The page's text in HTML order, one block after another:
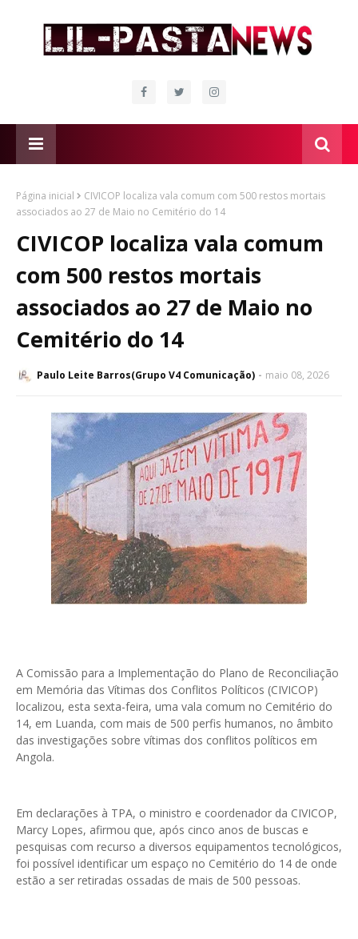
Página inicial
CIVICOP localiza vala comum com 500 restos mortais
associados ao 27 de Maio no Cemitério do 14
CIVICOP localiza vala comum
com 500 restos mortais
associados ao 27 de Maio no
Cemitério do 14
Paulo Leite Barros(Grupo V4 Comunicação) maio 08, 2026
A Comissão para a Implementação do Plano de Reconciliação
em Memória das Vítimas dos Conflitos Políticos (CIVICOP)
localizou, esta sexta-feira, uma vala comum no Cemitério do
14, em Luanda, com mais de 500 perfis humanos, no âmbito
das investigações sobre vítimas dos conflitos políticos em
Angola.
Em declarações à TPA, o ministro e coordenador da CIVICOP,
Marcy Lopes, afirmou que, após cinco anos de buscas e
pesquisas com recurso a diversos equipamentos tecnológicos,
foi possível identificar um espaço no Cemitério do 14 de onde
estão a ser retiradas ossadas de mais de 500 pessoas.